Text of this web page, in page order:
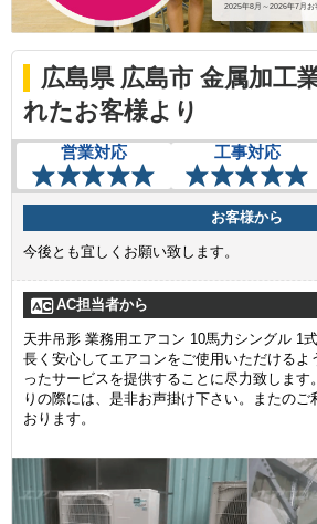
2025年8月～2026年7月お
広島県 広島市 金属加工
れたお客様より
営業対応 工事対応
お客様から
今後とも宜しくお願い致します。
AC担当者から
天井吊形 業務用エアコン 10馬力シングル 1
長く安心してエアコンをご使用いただけるよ
ったサービスを提供することに尽力致します
りの際には、是非お声掛け下さい。またのご
おります。